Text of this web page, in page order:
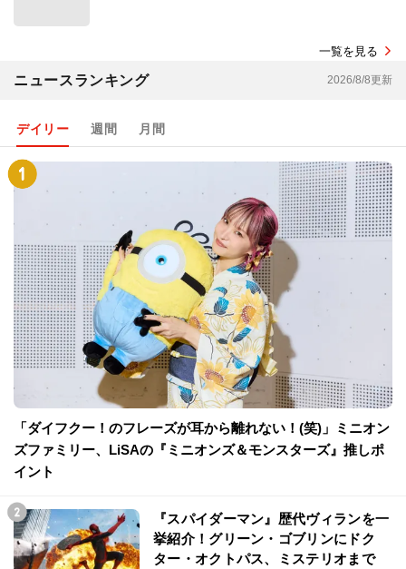
一覧を見る
ニュースランキング 2026/8/8更新
デイリー 週間 月間
「ダイフクー！のフレーズが耳から離れない！(笑)」ミニオン
ズファミリー、LiSAの『ミニオンズ＆モンスターズ』推しポ
イント
『スパイダーマン』歴代ヴィランを一
挙紹介！グリーン・ゴブリンにドク
ター・オクトパス、ミステリオまで